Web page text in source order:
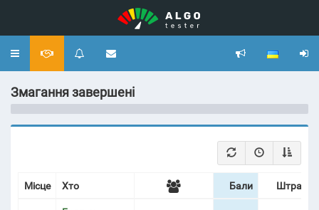
Toggle
Змагання завершені
Місце Хто Бали Штраф